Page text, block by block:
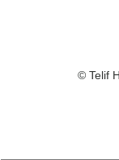
© Telif